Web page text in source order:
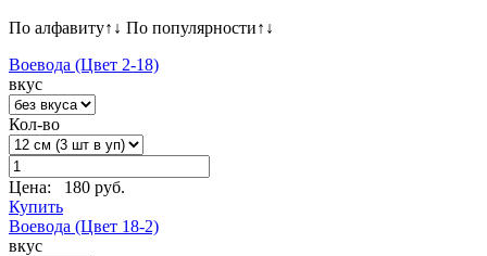
По алфавиту↑ ↓ По популярности↑ ↓
Воевода (Цвет 2-18)
вкус
Кол-во
Цена:
180 руб.
Купить
Воевода (Цвет 18-2)
вкус